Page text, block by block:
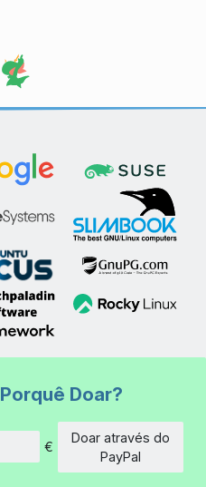
Porquê Doar?
Montante
€
Doar através do
PayPal